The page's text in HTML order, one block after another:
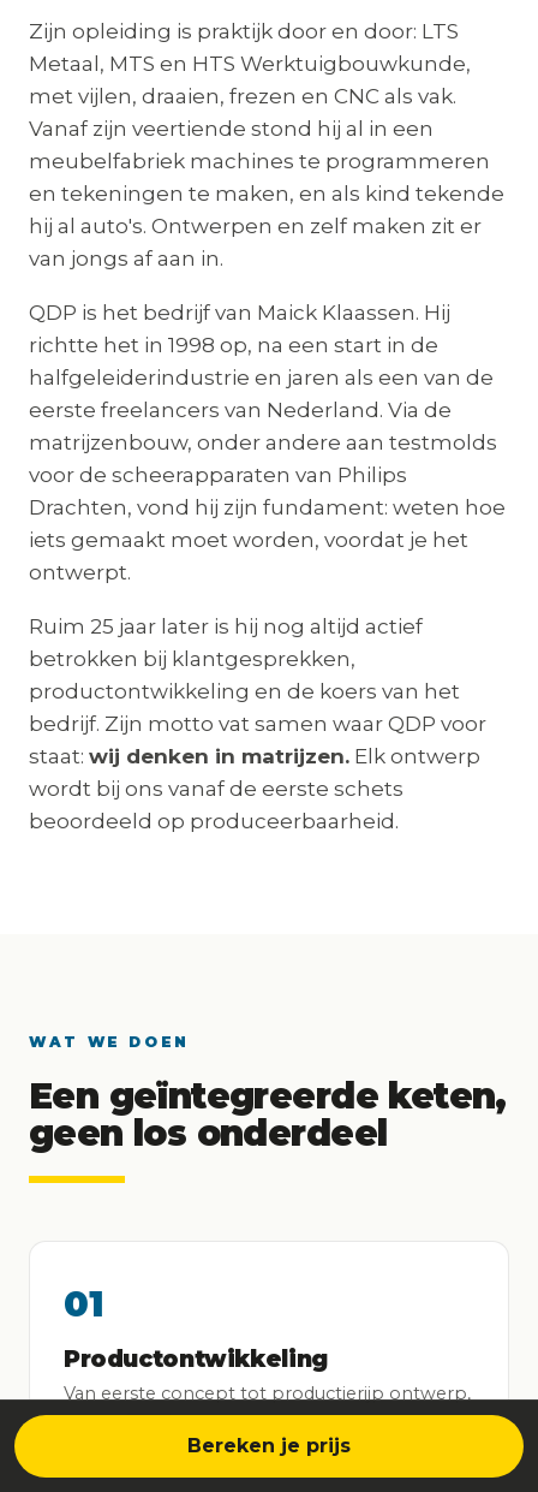
Zijn opleiding is praktijk door en door: LTS
Metaal, MTS en HTS Werktuigbouwkunde,
met vijlen, draaien, frezen en CNC als vak.
Vanaf zijn veertiende stond hij al in een
meubelfabriek machines te programmeren
en tekeningen te maken, en als kind tekende
hij al auto's. Ontwerpen en zelf maken zit er
van jongs af aan in.
QDP is het bedrijf van Maick Klaassen. Hij
richtte het in 1998 op, na een start in de
halfgeleiderindustrie en jaren als een van de
eerste freelancers van Nederland. Via de
matrijzenbouw, onder andere aan testmolds
voor de scheerapparaten van Philips
Drachten, vond hij zijn fundament: weten hoe
iets gemaakt moet worden, voordat je het
ontwerpt.
Ruim 25 jaar later is hij nog altijd actief
betrokken bij klantgesprekken,
productontwikkeling en de koers van het
bedrijf. Zijn motto vat samen waar QDP voor
staat: wij denken in matrijzen. Elk ontwerp
wordt bij ons vanaf de eerste schets
beoordeeld op produceerbaarheid.
WAT WE DOEN
Een geïntegreerde keten,
geen los onderdeel
01
Productontwikkeling
Van eerste concept tot productierijp ontwerp,
in zes stappen.
Bereken je prijs